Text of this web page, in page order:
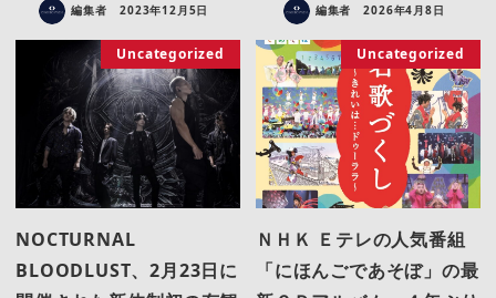
編集者 2023年12月5日 編集者 2026年4月8日
Uncategorized
NOCTURNAL
BLOODLUST、2月23日に
Uncategorized
ＮＨＫ Ｅテレの人気番組
「にほんごであそぼ」の最